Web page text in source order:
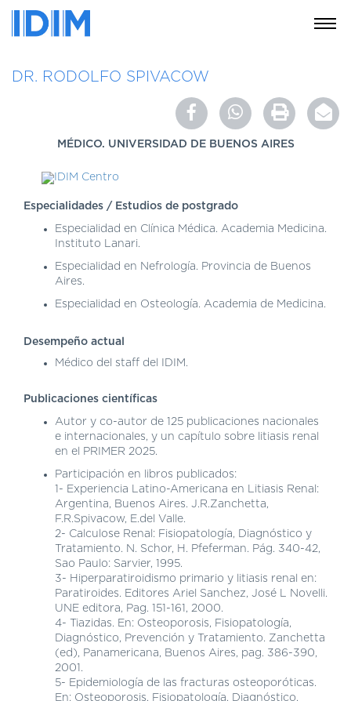
INSTRUCCIONES
PACIENTES
COBERTURAS
MÉDICAS
SEDES
HORARIOS
MODULO
CENTRAL
TURNOS
4100
TURNOS
RECETAS
ONLINE
DR. RODOLFO SPIVACOW
MÉDICO. UNIVERSIDAD DE BUENOS AIRES
Especialidades / Estudios de postgrado
Especialidad en Clínica Médica. Academia Medicina.
Instituto Lanari.
Especialidad en Nefrología. Provincia de Buenos
Aires.
Especialidad en Osteología. Academia de Medicina.
Desempeño actual
Médico del staff del IDIM.
Publicaciones científicas
Autor y co-autor de 125 publicaciones nacionales
e internacionales, y un capítulo sobre litiasis renal
en el PRIMER 2025.
Participación en libros publicados:
1- Experiencia Latino-Americana en Litiasis Renal:
Argentina, Buenos Aires. J.R.Zanchetta,
F.R.Spivacow, E.del Valle.
2- Calculose Renal: Fisiopatología, Diagnóstico y
Tratamiento. N. Schor, H. Pfeferman. Pág. 340-42,
Sao Paulo: Sarvier, 1995.
3- Hiperparatiroidismo primario y litiasis renal en:
Paratiroides. Editores Ariel Sanchez, José L Novelli.
UNE editora, Pag. 151-161, 2000.
4- Tiazidas. En: Osteoporosis, Fisiopatología,
Diagnóstico, Prevención y Tratamiento. Zanchetta
(ed), Panamericana, Buenos Aires, pag. 386-390,
2001.
5- Epidemiología de las fracturas osteoporóticas.
En: Osteoporosis, Fisiopatología, Diagnóstico,